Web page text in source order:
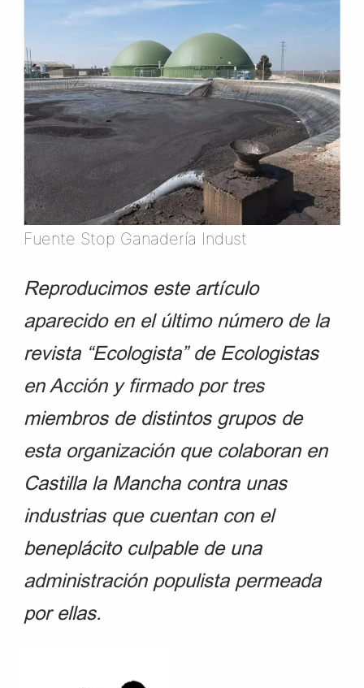
Fuente Stop Ganadería Indust
Reproducimos este artículo
aparecido en el último número de la
revista “Ecologista” de Ecologistas
en Acción y firmado por tres
miembros de distintos grupos de
esta organización que colaboran en
Castilla la Mancha contra unas
industrias que cuentan con el
beneplácito culpable de una
administración populista permeada
por ellas.